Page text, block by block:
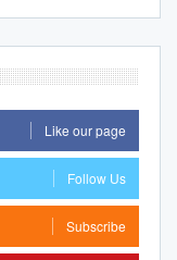
Like our page
Follow Us
Subscribe